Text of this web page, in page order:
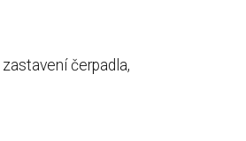
čerpadla,